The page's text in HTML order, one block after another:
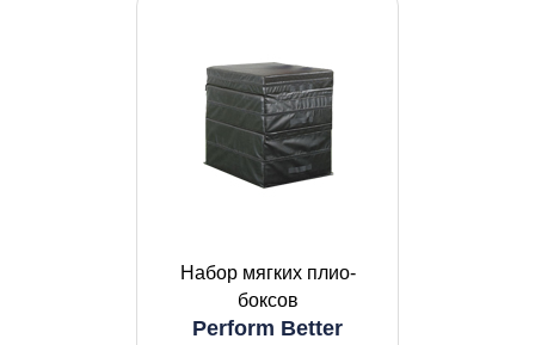
Набор мягких плио-
боксов
Perform Better